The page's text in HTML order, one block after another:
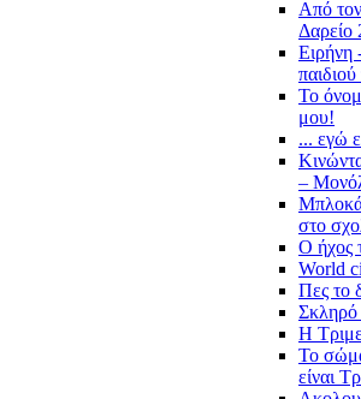
Από
Δαρείο
Ειρήνη
Το
μου!
... εγώ
–
στο
Ο ήχος
World
Πες το
Σκληρό
Η
Το
είναι